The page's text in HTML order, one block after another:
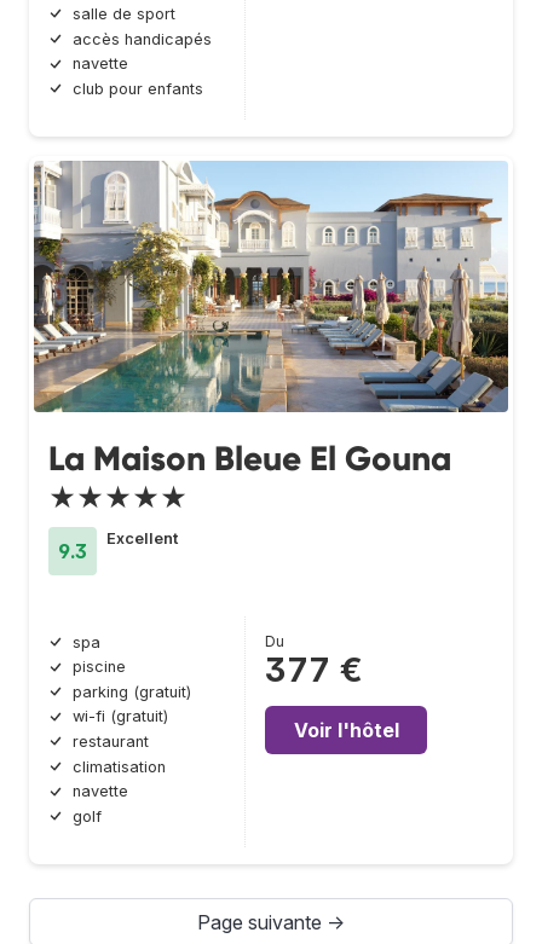
salle de sport
accès handicapés
navette
club pour enfants
La Maison Bleue El Gouna
★★★★★
9.3
Excellent
spa
piscine
parking (gratuit)
wi-fi (gratuit)
restaurant
climatisation
navette
golf
Du
377 €
Voir l'hôtel
Page suivante →